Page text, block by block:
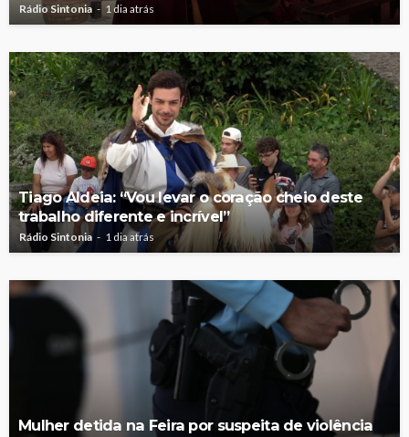
Rádio Sintonia 1 dia atrás
Tiago Aldeia: “Vou levar o coração cheio deste
trabalho diferente e incrível”
Rádio Sintonia 1 dia atrás
Mulher detida na Feira por suspeita de violência